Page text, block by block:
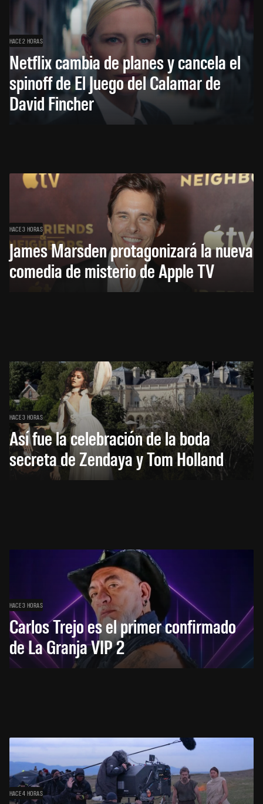
HACE 2 HORAS
Netflix cambia de planes y cancela el
spinoff de El Juego del Calamar de
David Fincher
HACE 3 HORAS
James Marsden protagonizará la nueva
comedia de misterio de Apple TV
HACE 3 HORAS
Así fue la celebración de la boda
secreta de Zendaya y Tom Holland
HACE 3 HORAS
Carlos Trejo es el primer confirmado
de La Granja VIP 2
HACE 4 HORAS